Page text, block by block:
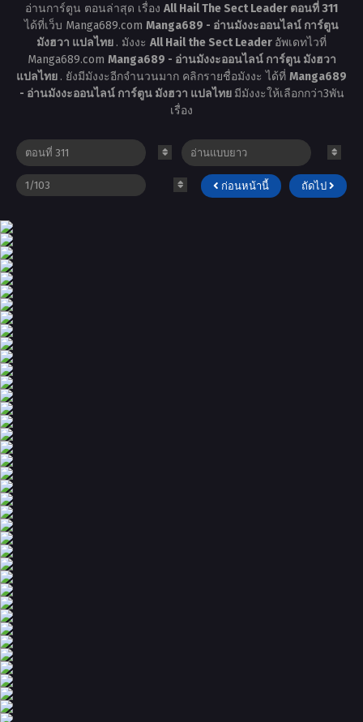
อ่านการ์ตูน ตอนล่าสุด เรื่อง All Hail The Sect Leader ตอนที่ 311
ได้ที่เว็บ Manga689.com Manga689 - อ่านมังงะออนไลน์ การ์ตูน
มังฮวา แปลไทย . มังงะ All Hail the Sect Leader อัพเดทไวที่
Manga689.com Manga689 - อ่านมังงะออนไลน์ การ์ตูน มังฮวา
แปลไทย . ยังมีมังงะอีกจำนวนมาก คลิกรายชื่อมังงะ ได้ที่ Manga689
- อ่านมังงะออนไลน์ การ์ตูน มังฮวา แปลไทย มีมังงะให้เลือกกว่า3พัน
เรื่อง
ก่อนหน้านี้ ถัดไป